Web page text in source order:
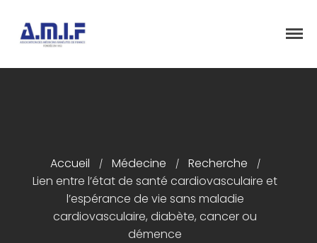
Articles
Événements
Adhésion/Dons
Accueil / Médecine / Recherche /
Lien entre l’état de santé cardiovasculaire et
l’espérance de vie sans maladie
cardiovasculaire, diabète, cancer ou
démence